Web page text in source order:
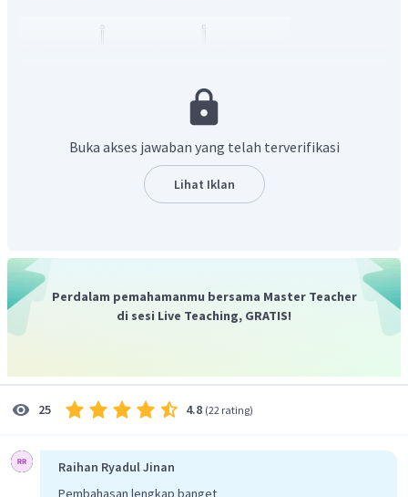
asam asetat adalah etil asetat.
Jadi, jawaban yang benar adalah B.
Buka akses jawaban yang telah terverifikasi
Lihat Iklan
Perdalam pemahamanmu bersama Master Teacher
di sesi Live Teaching, GRATIS!
25 4.8 (22 rating)
Raihan Ryadul Jinan
Pembahasan lengkap banget